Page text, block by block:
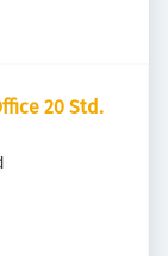
20 Std.